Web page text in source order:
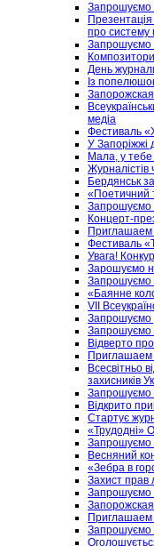
Запрошуємо
про систему
Запрошуємо
День
Із
медіа
Фестиваль
У Запоріжжі
Мала, у тебе
Журналістів
Бердянськ
«Поетичний
Запрошуємо
Концерт-
Приглашаем
Фестиваль
Увага!
Зарошуємо
Запрошуємо
«Баянне
VІІ
Запрошуємо
Запрошуємо
Відверто про
Всесвітньо
захисників
Запрошуємо
Відкрито
Стартує
«Трудодні»
Запрошуємо
Весняний
«Зебра в
Захист прав
Запрошуємо
Запрошуємо